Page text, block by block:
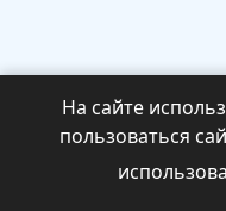
На сайте
пользоваться